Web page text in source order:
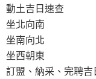
動土吉日速查
坐北向南
坐南向北
坐西朝東
訂盟、納采、完聘吉